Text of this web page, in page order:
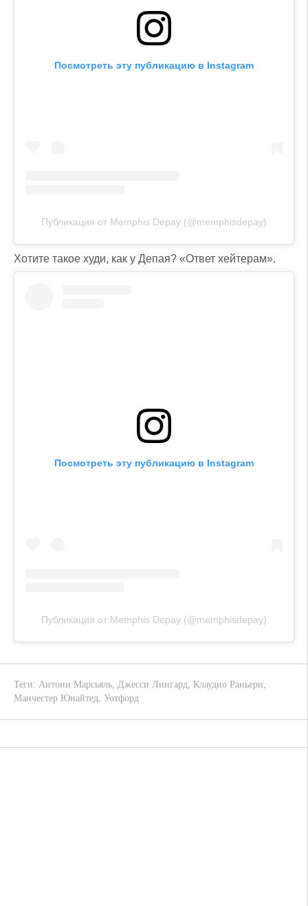
Посмотреть эту публикацию в Instagram
Публикация от Memphis Depay (@memphisdepay)
Хотите такое худи, как у Депая? «Ответ хейтерам».
Посмотреть эту публикацию в Instagram
Публикация от Memphis Depay (@memphisdepay)
Теги: Антони Марсьяль Джесси Лингард Клаудио Раньери
Манчестер Юнайтед
Уотфорд